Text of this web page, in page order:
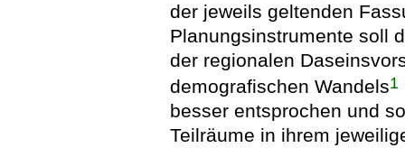
der jeweils geltenden
Planungsinstrumente soll
der regionalen
demografischen Wandels1
besser entsprochen und
Teilräume in ihrem